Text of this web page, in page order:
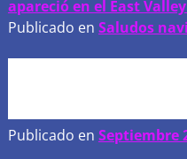
apareció en el East
Publicado en Saludos
Publicado en Septiembre